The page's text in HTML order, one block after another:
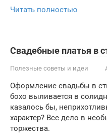
Читать полностью
Свадебные платья в
Полезные советы и идеи
Оформление свадьбы в
бохо выливается в
казалось бы,
характер? Все дело в
торжества.